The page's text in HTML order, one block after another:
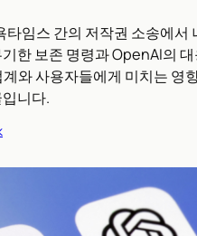
임스 간의 저작권 소송에서
한 보존 명령과 OpenAI의 대
계와 사용자들에게 미치는 영
니다.